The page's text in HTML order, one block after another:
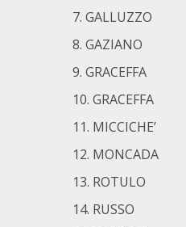
GAZIANO
GRACEFFA
RUSSO